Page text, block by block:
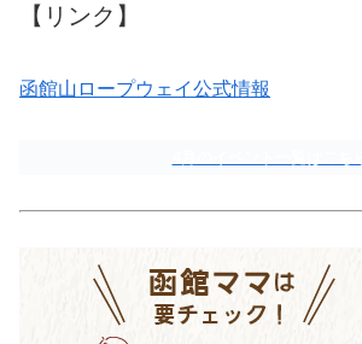
【リンク】
函館山ロープウェイ公式情報